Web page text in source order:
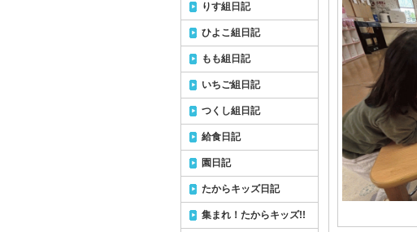
りす組日記
ひよこ組日記
もも組日記
いちご組日記
つくし組日記
給食日記
園日記
たからキッズ日記
集まれ！たからキッズ!!